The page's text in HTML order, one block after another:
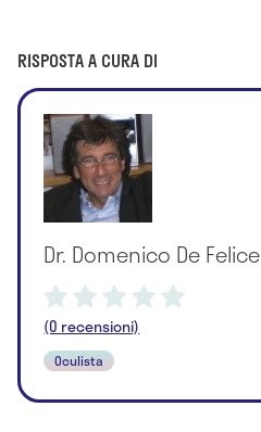
RISPOSTA A CURA DI
Dr. Domenico De Felice
(0 recensioni)
Oculista